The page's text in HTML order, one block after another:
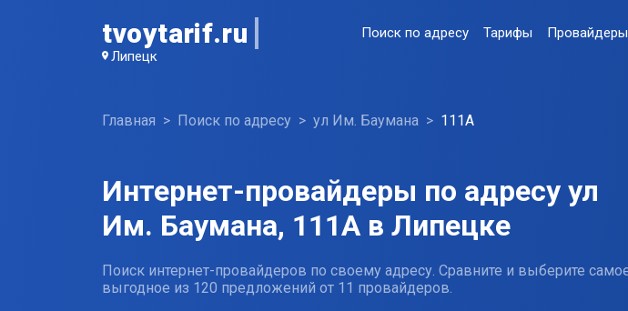
tvoytarif.ru
Липецк
Поиск по адресу Тарифы Провайдеры
Главная Поиск по адресу ул Им. Баумана 111А
Интернет-провайдеры по адресу ул
Им. Баумана, 111А в Липецке
Поиск интернет-провайдеров по своему адресу. Сравните и выберите
выгодное из 120 предложений от 11 провайдеров.